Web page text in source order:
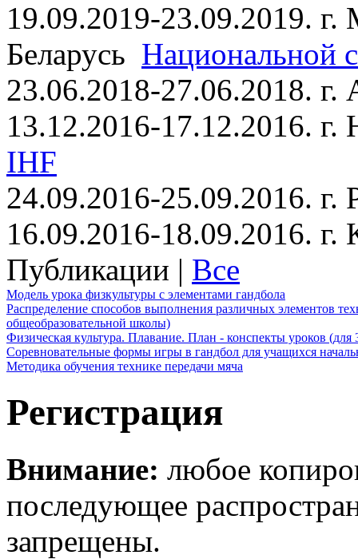
19.09.2019-23.09.2019. г.
Беларусь Национальной
23.06.2018-27.06.2018.
13.12.2016-17.12.2016.
IHF
24.09.2016-25.09.2016. г.
16.09.2016-18.09.2016.
Публикации | Все
Модель урока физкультуры с элементами гандбола
Распределение способов выполнения различных элементов
общеобразовательной школы)
Физическая культура. Плавание. План - конспекты уроков (для
Соревновательные формы игры в гандбол для учащихся
Методика обучения технике передачи мяча
Регистрация
Внимание: любое
последующее
запрещены.